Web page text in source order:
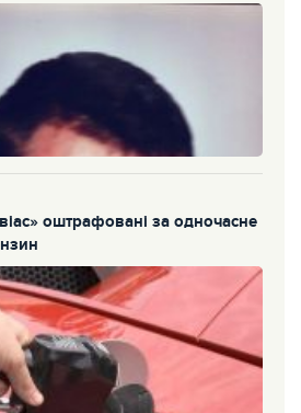
оштрафовані за одночасне